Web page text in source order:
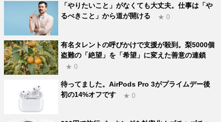
「やりたいこと」がなくても大丈夫。仕事は「や
るべきこと」から道が開ける
★ 0
有名タレントの呼びかけで支援が殺到。梨5000個
盗難の「絶望」を「希望」に変えた善意の連鎖
★ 0
待ってました。AirPods Pro 3がプライムデー後
初の14%オフです
★ 0